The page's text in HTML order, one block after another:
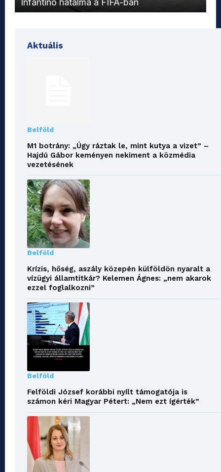
Aktuális
Belföld
M1 botrány: „Úgy ráztak le, mint kutya a vizet” –
Hajdú Gábor keményen nekiment a közmédia
vezetésének
Belföld
Krízis, hőség, aszály közepén külföldön nyaralt a
vízügyi államtitkár? Kelemen Ágnes: „nem akarok
ezzel foglalkozni”
Belföld
Felföldi József korábbi nyílt támogatója is
számon kéri Magyar Pétert: „Nem ezt ígérték”